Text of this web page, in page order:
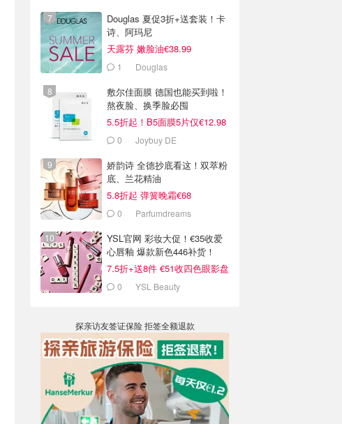
Douglas 夏促3折+送套装！卡
诗、阿玛尼
天露芬 嫩脸油€38.99
1 Douglas
敷尔佳面膜 德国也能买到啦！
熬夜脸、换季脸必囤
5.5折起！B5面膜5片仅€12.98
0 Joybuy DE
娇韵诗 全德抄底看这！双萃粉
底、兰花精油
5.8折起 弹簧晚霜€68
0 Parfumdreams
YSL官网 彩妆大促！€35收爱
心唇釉 爆款新色446补货！
7.5折+送8件 €51收四色眼影盘
0 YSL Beauty
探亲访友签证保险 拒签全额退款